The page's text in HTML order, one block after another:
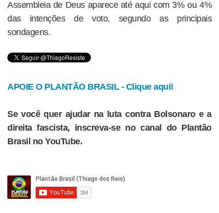
Assembleia de Deus aparece até aqui com 3% ou 4%
das intenções de voto, segundo as principais
sondagens.
APOIE O PLANTÃO BRASIL - Clique aqui!
Se você quer ajudar na luta contra Bolsonaro e a
direita fascista, inscreva-se no canal do Plantão
Brasil no YouTube.